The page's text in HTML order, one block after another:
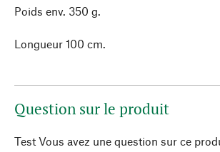
Poids env. 350 g.
Longueur 100 cm.
Question sur le produit
Test Vous avez une question sur ce